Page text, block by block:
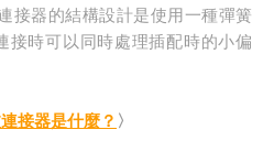
接器的結構設計是使用一種彈簧
接時可以同時處理插配時的小偏
接器是什麼？ 〉